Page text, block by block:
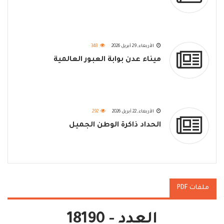
الأربعاء, 29 أبريل 2026 348
ميناء عدن بوابة العبور العالمية
الأربعاء, 22 أبريل 2026 292
الحداد ذاكرة الوطن الجميل
ملفات PDF
العدد - 18190